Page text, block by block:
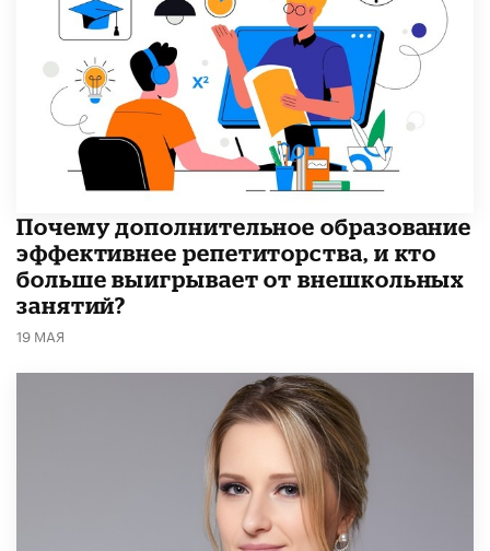
​Почему дополнительное образование
эффективнее репетиторства, и кто
больше выигрывает от внешкольных
занятий?
19 МАЯ